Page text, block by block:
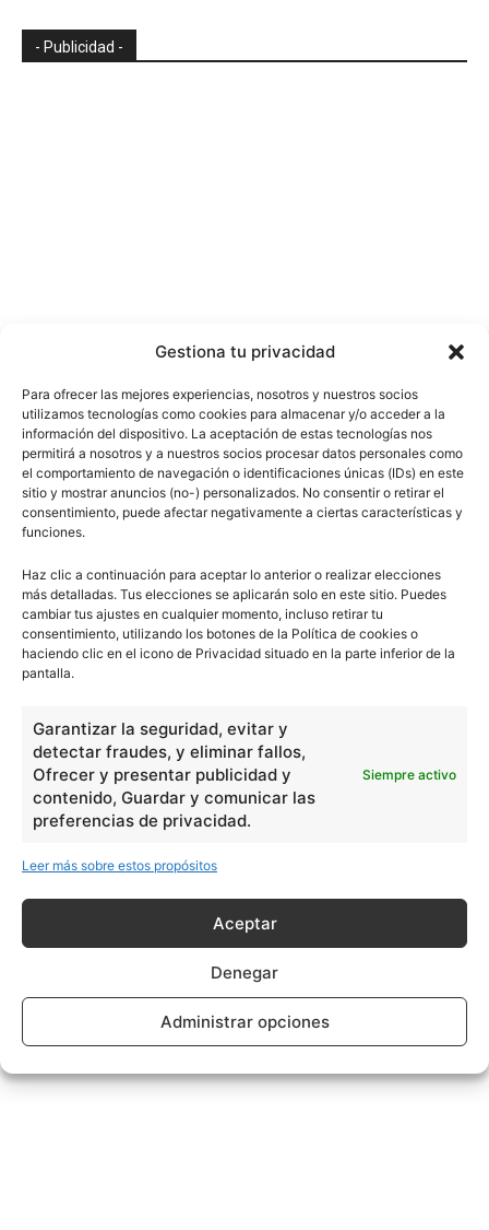
Gestiona tu privacidad
Para ofrecer las mejores experiencias, nosotros y nuestros socios
utilizamos tecnologías como cookies para almacenar y/o acceder a la
información del dispositivo. La aceptación de estas tecnologías nos
permitirá a nosotros y a nuestros socios procesar datos personales como
el comportamiento de navegación o identificaciones únicas (IDs) en este
sitio y mostrar anuncios (no-) personalizados. No consentir o retirar el
consentimiento, puede afectar negativamente a ciertas características y
funciones.
Haz clic a continuación para aceptar lo anterior o realizar elecciones
más detalladas. Tus elecciones se aplicarán solo en este sitio. Puedes
cambiar tus ajustes en cualquier momento, incluso retirar tu
consentimiento, utilizando los botones de la Política de cookies o
haciendo clic en el icono de Privacidad situado en la parte inferior de la
pantalla.
Garantizar la seguridad, evitar y
detectar fraudes, y eliminar fallos,
Ofrecer y presentar publicidad y
contenido, Guardar y comunicar las
preferencias de privacidad.
Siempre activo
Leer más sobre estos propósitos
Aceptar
Denegar
Administrar opciones
- Publicidad -